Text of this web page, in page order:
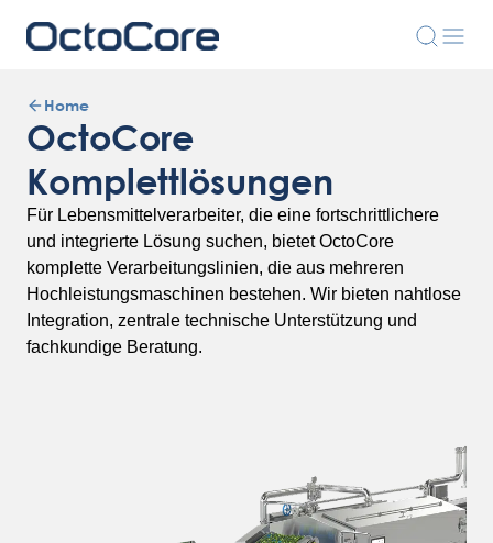
Home
OctoCore
Komplettlösungen
Für Lebensmittelverarbeiter, die eine fortschrittlichere
und integrierte Lösung suchen, bietet OctoCore
komplette Verarbeitungslinien, die aus mehreren
Hochleistungsmaschinen bestehen. Wir bieten nahtlose
Integration, zentrale technische Unterstützung und
fachkundige Beratung.